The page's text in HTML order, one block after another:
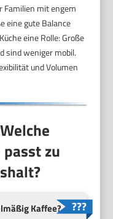
Familien mit engem
eine gute Balance
eine Rolle: Große
sind weniger mobil.
und Volumen
zu
Kaffee?